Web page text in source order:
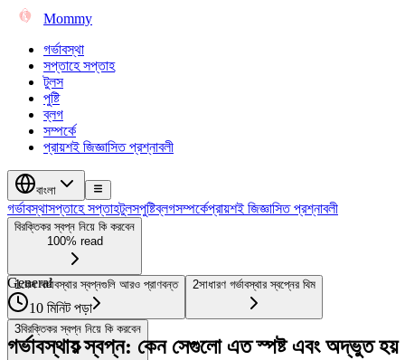
Mommy
গর্ভাবস্থা
সপ্তাহে সপ্তাহ
টুলস
পুষ্টি
ব্লগ
সম্পর্কে
প্রায়শই জিজ্ঞাসিত প্রশ্নাবলী
বাংলা
গর্ভাবস্থাসপ্তাহে সপ্তাহটুলসপুষ্টিব্লগসম্পর্কেপ্রায়শই জিজ্ঞাসিত প্রশ্নাবলী
বিরক্তিকর স্বপ্ন নিয়ে কি করবেন
100% read
1কেন গর্ভাবস্থার স্বপ্নগুলি আরও প্রাণবন্ত 2সাধারণ গর্ভাবস্থার স্বপ্নের থিম
3বিরক্তিকর স্বপ্ন নিয়ে কি করবেন
General
10 মিনিট পড়া
গর্ভাবস্থায় স্বপ্ন: কেন সেগুলো এত স্পষ্ট এবং অদ্ভুত হয়